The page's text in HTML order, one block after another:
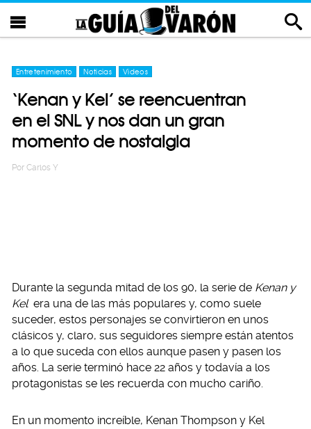
Entretenimiento Noticias Videos
‘Kenan y Kel’ se reencuentran
en el SNL y nos dan un gran
momento de nostalgia
Por Carlos Y
Durante la segunda mitad de los 90, la serie de Kenan y
Kel era una de las más populares y, como suele
suceder, estos personajes se convirtieron en unos
clásicos y, claro, sus seguidores siempre están atentos
a lo que suceda con ellos aunque pasen y pasen los
años. La serie terminó hace 22 años y todavía a los
protagonistas se les recuerda con mucho cariño.
En un momento increíble, Kenan Thompson y Kel